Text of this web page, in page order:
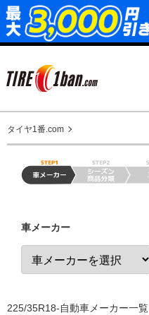
タイヤ1番.com
車メーカー
225/35R18-自動車メーカー一覧